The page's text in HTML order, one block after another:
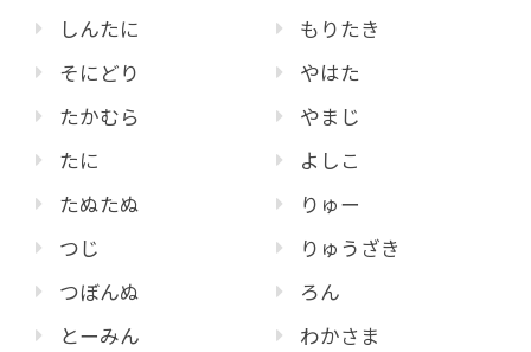
しんたに
そにどり
たかむら
たに
たぬたぬ
つじ
つぼんぬ
とーみん
もりたき
やはた
やまじ
よしこ
りゅー
りゅうざき
ろん
わかさま